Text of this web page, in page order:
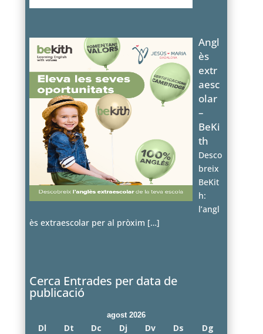
Angl
ès
extr
aesc
olar
–
BeKi
th
Desco
breix
BeKit
h:
l’angl
ès extraescolar per al pròxim […]
Cerca Entrades per data de
publicació
agost 2026
Dl Dt Dc Dj Dv Ds Dg